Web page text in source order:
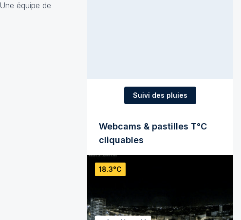
équipe de
Suivi des pluies
Webcams & pastilles T°C
cliquables
18.3°C